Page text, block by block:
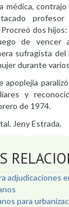
médica,
dos
de vencer
sufragista del
durante
apoplejía
y
de 1974.
Jeny Estrada.
adjudicaciones
para